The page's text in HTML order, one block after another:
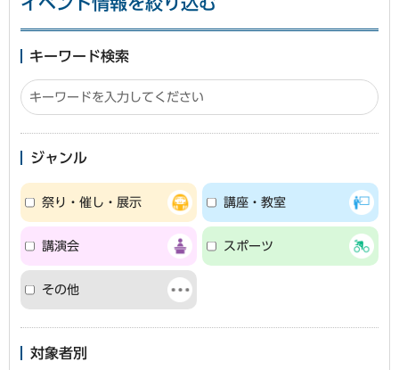
キーワード検索
ジャンル
祭り・催し・展示 講座・教室
講演会 スポーツ
その他
対象者別